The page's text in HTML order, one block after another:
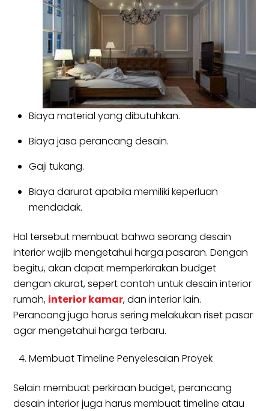
Biaya material yang dibutuhkan.
Biaya jasa perancang desain.
Gaji tukang.
Biaya darurat apabila memiliki keperluan
mendadak.
Hal tersebut membuat bahwa seorang desain
interior wajib mengetahui harga pasaran. Dengan
begitu, akan dapat memperkirakan budget
dengan akurat, sepert contoh untuk desain interior
rumah, interior kamar, dan interior lain.
Perancang juga harus sering melakukan riset pasar
agar mengetahui harga terbaru.
Membuat Timeline Penyelesaian Proyek
Selain membuat perkiraan budget, perancang
desain interior juga harus membuat timeline atau